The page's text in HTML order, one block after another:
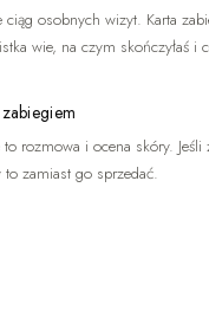
ciąg osobnych wizyt. Karta
wie, na czym skończyłaś i
to rozmowa i ocena skóry.
to zamiast go sprzedać.